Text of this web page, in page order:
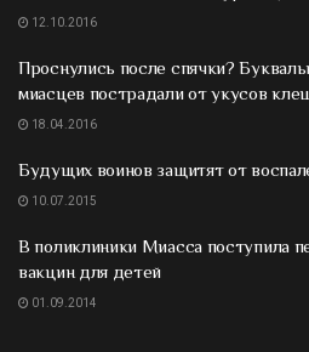
12.10.2016
Проснулись после спячки?
миасцев пострадали от укусов
18.04.2016
Будущих воинов защитят от
10.07.2015
В поликлиники Миасса поступила
вакцин для детей
01.09.2014